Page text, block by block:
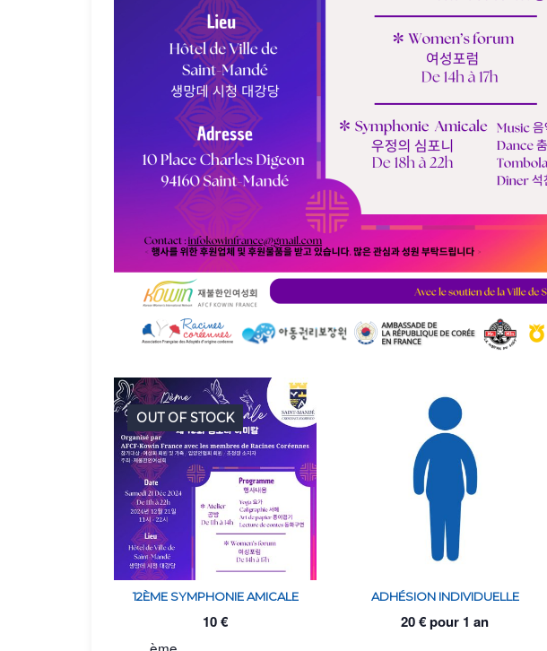
OUT OF STOCK
12ÈME SYMPHONIE AMICALE
10€
ADHÉSION INDIVIDUELLE
20€ pour 1 an